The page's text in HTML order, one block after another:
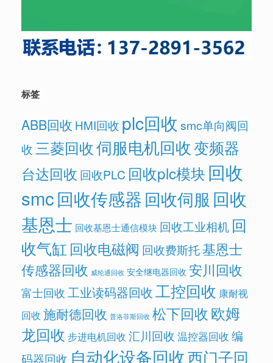
标签
ABB回收 HMI回收 plc回收 smc单向阀回
收 三菱回收伺服电机回收变频器
台达回收 回收PLC 回收plc模块 回收
smc回收传感器回收伺服 回收
基恩士 回收基恩士通信模块 回收工业相机 回
收气缸 回收电磁阀 回收费斯托基恩士
传感器回收 威纶通回收 安全继电器回收 安川回收
富士回收工业读码器回收工控回收 康耐视
回收 施耐德回收 普洛菲斯回收 松下回收欧姆
龙回收 步进电机回收 汇川回收 温控器回收 编
码器回收 自动化设备回收西门子回